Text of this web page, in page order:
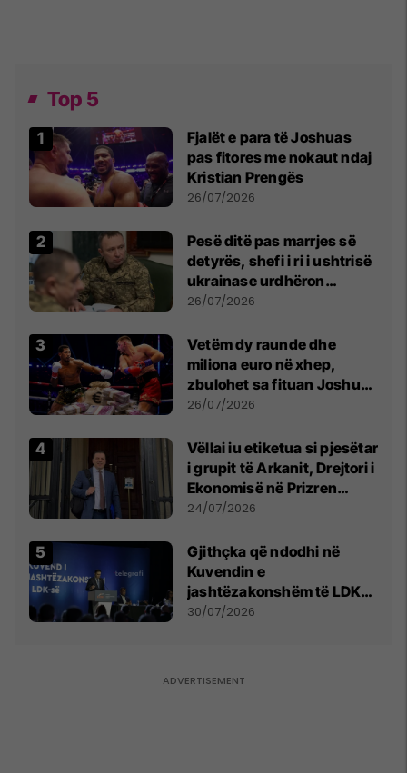
Top 5
Fjalët e para të Joshuas
pas fitores me nokaut ndaj
Kristian Prengës
26/07/2026
Pesë ditë pas marrjes së
detyrës, shefi i ri i ushtrisë
ukrainase urdhëron
kontroll të madh
26/07/2026
Vetëm dy raunde dhe
miliona euro në xhep,
zbulohet sa fituan Joshua
e Prenga
26/07/2026
Vëllai iu etiketua si pjesëtar
i grupit të Arkanit, Drejtori i
Ekonomisë në Prizren
mohon pretendimet
24/07/2026
Gjithçka që ndodhi në
Kuvendin e
jashtëzakonshëm të LDK-
së
30/07/2026